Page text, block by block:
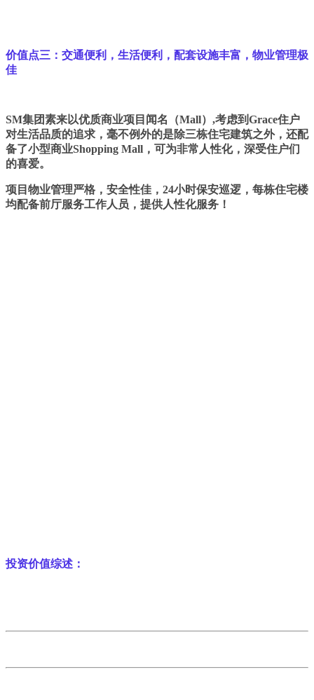
价值点三：交通便利，生活便利，配套设施丰富，物业管理极
佳
SM集团素来以优质商业项目闻名（Mall）,考虑到Grace住户
对生活品质的追求，毫不例外的是除三栋住宅建筑之外，还配
备了小型商业Shopping Mall，可为非常人性化，深受住户们
的喜爱。
项目物业管理严格，安全性佳，24小时保安巡逻，每栋住宅楼
均配备前厅服务工作人员，提供人性化服务！
投资价值综述：